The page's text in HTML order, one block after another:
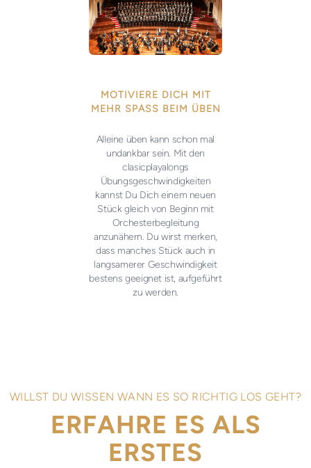
MOTIVIERE DICH MIT
MEHR SPASS BEIM ÜBEN
Alleine üben kann schon mal
undankbar sein. Mit den
clasicplayalongs
Übungsgeschwindigkeiten
kannst Du Dich einem neuen
Stück gleich von Beginn mit
Orchesterbegleitung
anzunähern. Du wirst merken,
dass manches Stück auch in
langsamerer Geschwindigkeit
bestens geeignet ist, aufgeführt
zu werden.
WILLST DU WISSEN WANN ES SO RICHTIG LOS GEHT?
ERFAHRE ES ALS
ERSTES